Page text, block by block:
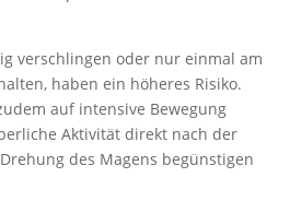
verschlingen oder nur einmal am
haben ein höheres Risiko.
auf intensive Bewegung
Aktivität direkt nach der
des Magens begünstigen